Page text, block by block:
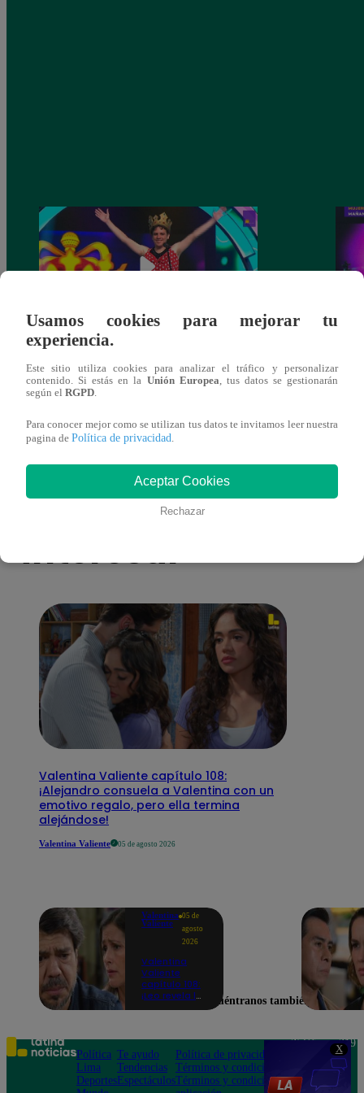
X
cetro de la semana tras caer ante Germán
Loero
También te puede
interesar
Valentina Valiente capítulo 108:
¡Alejandro consuela a Valentina con un
emotivo regalo, pero ella termina
alejándose!
Valentina Valiente 05 de agosto 2026
Valentina
Valiente
05 de
agosto
2026
Valentina
Valiente
capítulo 108:
¡Leo revela la
regresar al
Perú!
Usamos cookies para mejorar tu
experiencia.
Este sitio utiliza cookies para analizar el tráfico y personalizar
contenido. Si estás en la Unión Europea, tus datos se gestionarán
según el RGPD.
Para conocer mejor como se utilizan tus datos te invitamos leer nuestra
pagina de Política de privacidad.
Aceptar Cookies
Rechazar
Encuéntranos también en
Política
Lima
Deportes
Te ayudo
Tendencias
Espectáculos
Política de privacidad
Términos y condiciones
Términos y condiciones
Teléfono: 219
Av. San
Felipe 968